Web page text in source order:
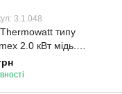
3.1.048
типу
2.0 кВт мідь.
двічі з трубками під